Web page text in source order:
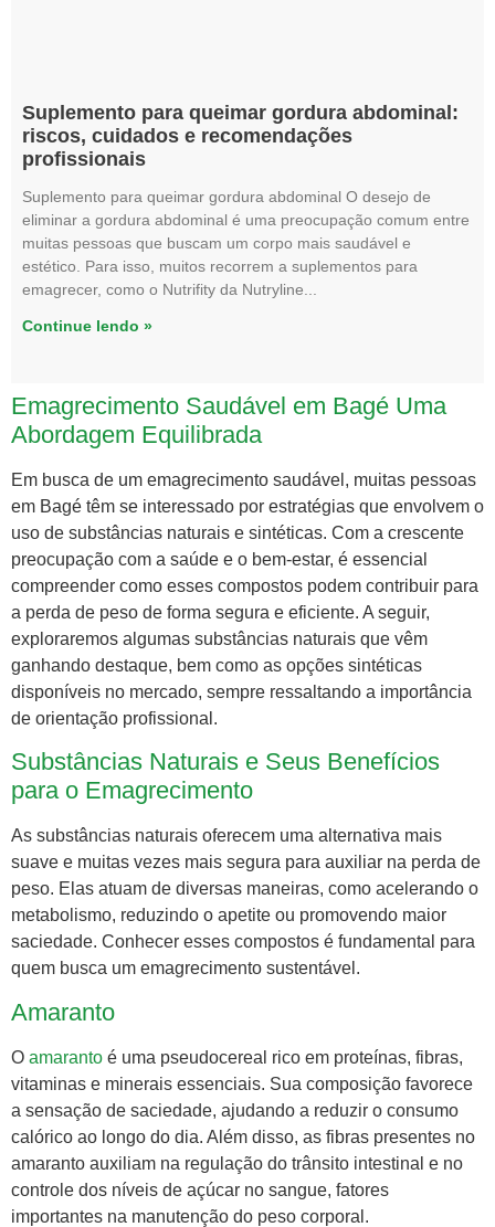
Suplemento para queimar gordura abdominal:
riscos, cuidados e recomendações
profissionais
Suplemento para queimar gordura abdominal O desejo de
eliminar a gordura abdominal é uma preocupação comum entre
muitas pessoas que buscam um corpo mais saudável e
estético. Para isso, muitos recorrem a suplementos para
emagrecer, como o Nutrifity da Nutryline
Continue lendo »
Emagrecimento Saudável em Bagé Uma
Abordagem Equilibrada
Em busca de um emagrecimento saudável, muitas pessoas
em Bagé têm se interessado por estratégias que envolvem o
uso de substâncias naturais e sintéticas. Com a crescente
preocupação com a saúde e o bem-estar, é essencial
compreender como esses compostos podem contribuir para
a perda de peso de forma segura e eficiente. A seguir,
exploraremos algumas substâncias naturais que vêm
ganhando destaque, bem como as opções sintéticas
disponíveis no mercado, sempre ressaltando a importância
de orientação profissional.
Substâncias Naturais e Seus Benefícios
para o Emagrecimento
As substâncias naturais oferecem uma alternativa mais
suave e muitas vezes mais segura para auxiliar na perda de
peso. Elas atuam de diversas maneiras, como acelerando o
metabolismo, reduzindo o apetite ou promovendo maior
saciedade. Conhecer esses compostos é fundamental para
quem busca um emagrecimento sustentável.
Amaranto
O amaranto é uma pseudocereal rico em proteínas, fibras,
vitaminas e minerais essenciais. Sua composição favorece
a sensação de saciedade, ajudando a reduzir o consumo
calórico ao longo do dia. Além disso, as fibras presentes no
amaranto auxiliam na regulação do trânsito intestinal e no
controle dos níveis de açúcar no sangue, fatores
importantes na manutenção do peso corporal.